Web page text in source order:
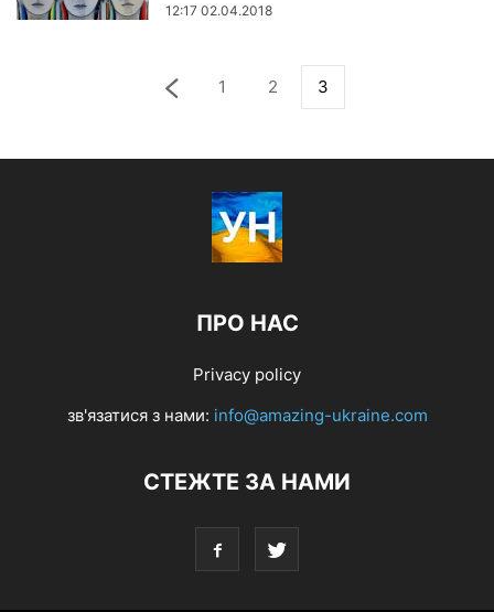
12:17 02.04.2018
1 2 3
ПРО НАС
Privacy policy
зв'язатися з нами: info@amazing-ukraine.com
СТЕЖТЕ ЗА НАМИ